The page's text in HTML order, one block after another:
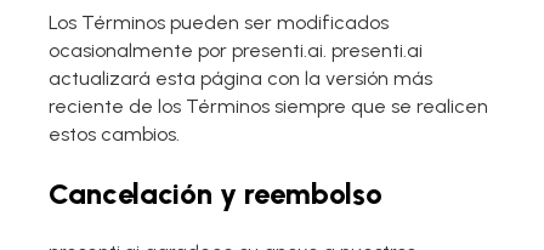
Los Términos pueden ser modificados
ocasionalmente por presenti.ai. presenti.ai
actualizará esta página con la versión más
reciente de los Términos siempre que se realicen
estos cambios.
Cancelación y reembolso